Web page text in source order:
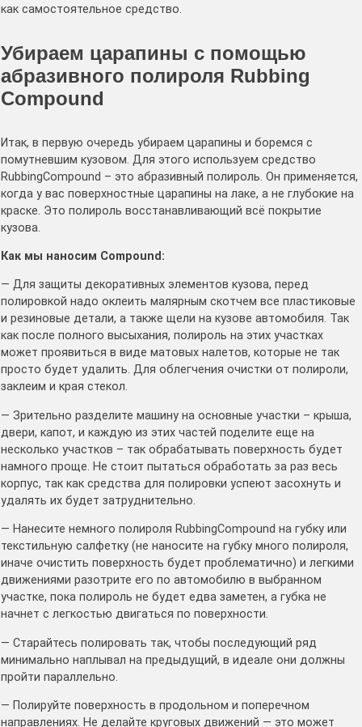
как самостоятельное средство.
Убираем царапины с помощью
абразивного полироля Rubbing
Compound
Итак, в первую очередь убираем царапины и боремся с
помутневшим кузовом. Для этого используем средство
RubbingCompound – это абразивный полироль. Он применяется,
когда у вас поверхностные царапины на лаке, а не глубокие на
краске. Это полироль восстанавливающий всё покрытие
кузова.
Как мы наносим Сompound:
— Для защиты декоративных элементов кузова, перед
полировкой надо оклеить малярным скотчем все пластиковые
и резиновые детали, а также щели на кузове автомобиля. Так
как после полного высыхания, полироль на этих участках
может проявиться в виде матовых налетов, которые не так
просто будет удалить. Для облегчения очистки от полироли,
заклеим и края стекол.
— Зрительно разделите машину на основные участки – крыша,
двери, капот, и каждую из этих частей поделите еще на
несколько участков – так обрабатывать поверхность будет
намного проще. Не стоит пытаться обработать за раз весь
корпус, так как средства для полировки успеют засохнуть и
удалять их будет затруднительно.
— Нанесите немного полироля RubbingCompound на губку или
текстильную салфетку (не наносите на губку много полироля,
иначе очистить поверхность будет проблематично) и легкими
движениями разотрите его по автомобилю в выбранном
участке, пока полироль не будет едва заметен, а губка не
начнет с легкостью двигаться по поверхности.
— Старайтесь полировать так, чтобы последующий ряд
минимально наплывал на предыдущий, в идеале они должны
пройти параллельно.
— Полируйте поверхность в продольном и поперечном
направлениях. Не делайте круговых движений — это может